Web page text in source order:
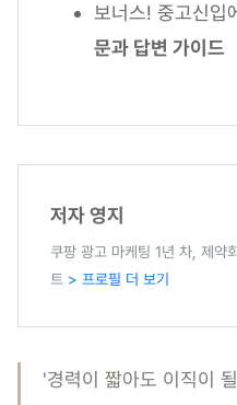
보너스! 중고신입
문과 답변 가이드
저자 영지
쿠팡 광고 마케팅 1년 차, 제약
트 > 프로필 더 보기
'경력이 짧아도 이직이